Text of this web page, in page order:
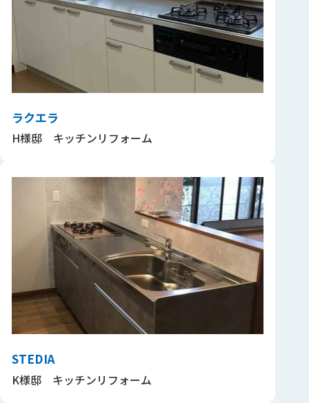
ラクエラ
H様邸 キッチンリフォーム
STEDIA
K様邸 キッチンリフォーム